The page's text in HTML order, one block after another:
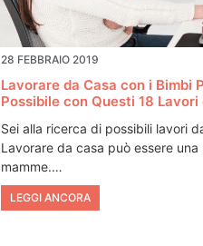
28 FEBBRAIO 2019
Lavorare da Casa con i Bimbi
Possibile con Questi 18 Lavori
Sei alla ricerca di possibili lavori
Lavorare da casa può essere
mamme.…
LEGGI ANCORA